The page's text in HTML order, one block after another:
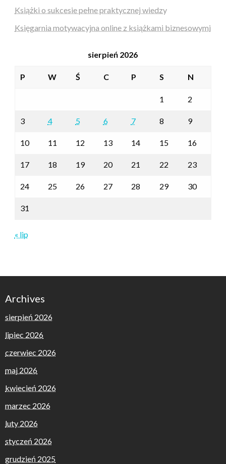
Książki o sukcesie pełne praktycznej wiedzy
Księgarnia motywacyjna online z książkami biznesowymi
sierpień 2026
P W Ś C P S N
1 2
3 4 5 6 7 8 9
10 11 12 13 14 15 16
17 18 19 20 21 22 23
24 25 26 27 28 29 30
31
« lip
Archives
sierpień 2026
lipiec 2026
czerwiec 2026
maj 2026
kwiecień 2026
marzec 2026
luty 2026
styczeń 2026
grudzień 2025